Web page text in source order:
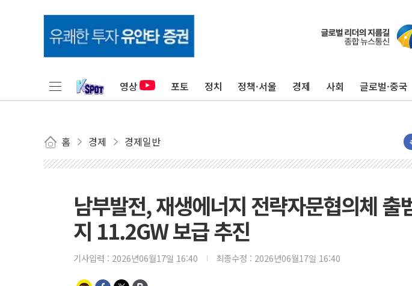
영상 포토 정치 정책·서울 경제 사회 글로벌·중국
홈 경제 경제일반
남부발전, 재생에너지 전략자문협의체
지 11.2GW 보급 추진
기사입력 : 2026년06월17일 16:40 최종수정 : 2026년06월17일 16:40